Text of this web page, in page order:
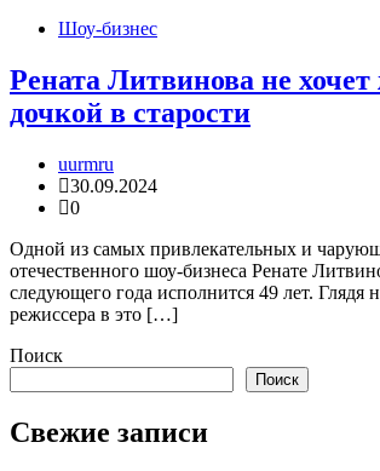
Шоу-бизнес
Рената Литвинова не хочет
дочкой в старости
uurmru
30.09.2024
0
Одной из самых привлекательных и
отечественного шоу-бизнеса Ренате
следующего года исполнится 49 лет. Глядя
режиссера в это […]
Поиск
Поиск
Свежие записи